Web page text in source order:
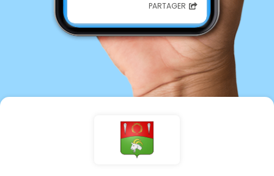
l'Argonne et l'UDAP de la
Meuse mettent en place des
permanences mensuelles
gratuites sur le territoire.
Pour échanger sur votre
projet avant le dépôt de votre
permis de construire...) ou
suite au refus de votre projet.
PARTAGER